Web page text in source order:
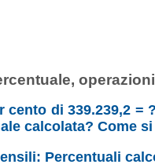
cento di 339.239,2 =
calcolata? Come
Percentuali